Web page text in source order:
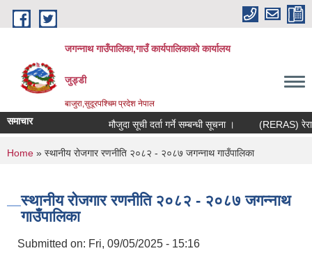
Skip to main content
जगन्नाथ गाउँपालिका,गाउँ कार्यपालिकाको कार्यालय
जुड्डी
बाजुरा,सुदूरपश्चिम प्रदेश नेपाल
समाचार मौजुदा सूची दर्ता गर्ने सम्बन्धी सूचना । (RERAS)
You are here
Home » स्थानीय रोजगार रणनीति २०८२ - २०८७ जगन्नाथ गाउँपालिका
स्थानीय रोजगार रणनीति २०८२ - २०८७ जगन्नाथ
गाउँपालिका
Submitted on: Fri, 09/05/2025 - 15:16